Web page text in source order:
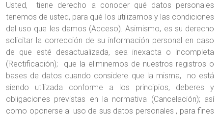
Usted, tiene derecho a conocer qué datos personales
tenemos de usted, para qué los utilizamos y las condiciones
del uso que les damos (Acceso). Asimismo, es su derecho
solicitar la corrección de su información personal en caso
de que esté desactualizada, sea inexacta o incompleta
(Rectificación); que la eliminemos de nuestros registros o
bases de datos cuando considere que la misma, no está
siendo utilizada conforme a los principios, deberes y
obligaciones previstas en la normativa (Cancelación); así
como oponerse al uso de sus datos personales , para fines